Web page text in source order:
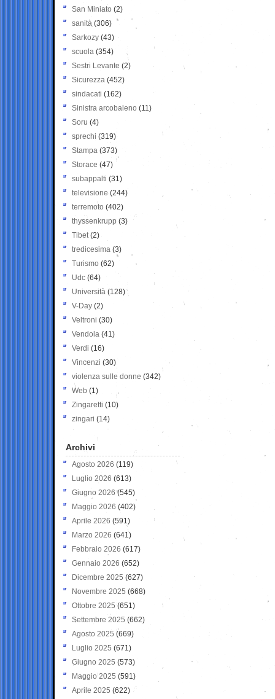
San Miniato (2)
sanità (306)
Sarkozy (43)
scuola (354)
Sestri Levante (2)
Sicurezza (452)
sindacati (162)
Sinistra arcobaleno (11)
Soru (4)
sprechi (319)
Stampa (373)
Storace (47)
subappalti (31)
televisione(244)
terremoto (402)
thyssenkrupp (3)
Tibet(2)
tredicesima (3)
Turismo (62)
Udc (64)
Università (128)
V-Day (2)
Veltroni (30)
Vendola (41)
Verdi (16)
Vincenzi (30)
violenza sulle donne (342)
Web (1)
Zingaretti (10)
zingari (14)
Archivi
Agosto 2026 (119)
Luglio 2026 (613)
Giugno 2026 (545)
Maggio 2026 (402)
Aprile 2026 (591)
Marzo 2026 (641)
Febbraio 2026 (617)
Gennaio 2026 (652)
Dicembre 2025 (627)
Novembre 2025 (668)
Ottobre 2025 (651)
Settembre 2025 (662)
Agosto 2025 (669)
Luglio 2025 (671)
Giugno 2025 (573)
Maggio 2025 (591)
Aprile 2025 (622)